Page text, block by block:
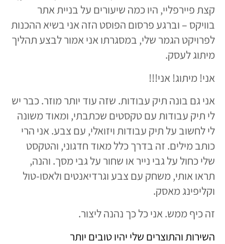
קצת פיירפליי, היו כמה שיעורים על בניית אתר
בוויקס – וברגע פרסום הפוסט הזה אני בשיא ההכנות
לפרויקט הגמר שלי, במסגרתו אני אמור לבצע תהליך
מיתוג לעסק.
אני! מיתוג! אני!!!
אני גם בונה תיק עבודות. שזה עוד יותר מוזר. כבר יש
לי תיק עבודות עם טקסטים שכתבתי, ומאוד משונה
לי לחשוב על תיק עבודות ויזואלי, עם צבע. אני הרי
כותב מילים. זה בדרך כלל מאוד חדגוני, והטקסט
שלי כחול על גבי נייר או שחור על גבי מסך. והנה,
תראו אותי, משחק עם צבע וגרדיאנטים ולאסו-טול
וקליפינג מאסק.
זה כיף ממש. אני כל כך נהנה ליצור.
השירות והתוצרים שלי יהיו טובים יותר